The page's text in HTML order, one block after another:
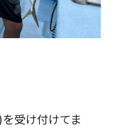
受け付けてま